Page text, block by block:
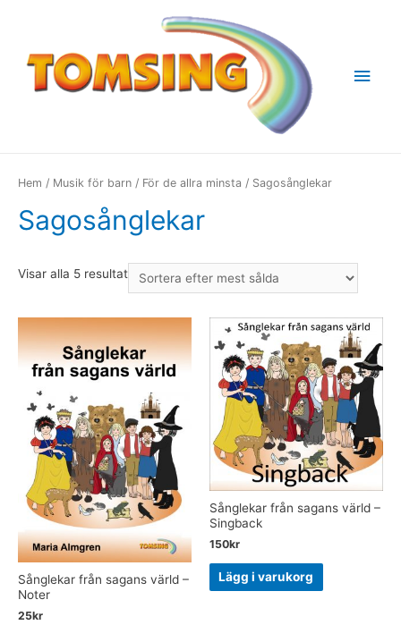
Hem / Musik för barn / För de allra minsta / Sagosånglekar
Sagosånglekar
Visar alla 5 resultat
Sånglekar från sagans värld –
Noter
25kr
Sånglekar från sagans värld –
Singback
150kr
Lägg i varukorg